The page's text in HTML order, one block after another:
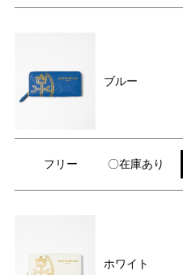
ブルー
フリー 〇在庫あり
ホワイト